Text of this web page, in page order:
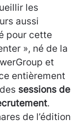
les
aussi
pour cette
», né de la
et
entièrement
sessions de
.
de l’édition